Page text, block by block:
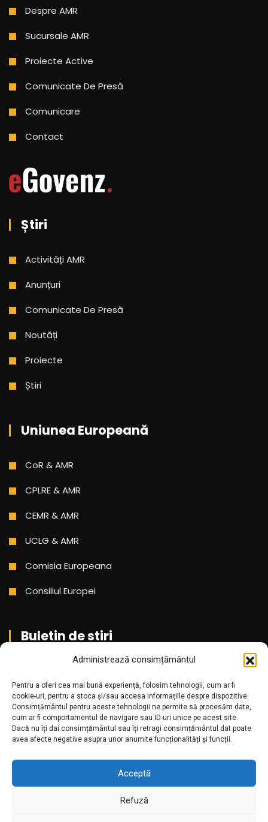
Administrează consimțământul
Pentru a oferi cea mai bună experiență, folosim tehnologii, cum ar fi
cookie-uri, pentru a stoca și/sau accesa informațiile despre dispozitive.
Consimțământul pentru aceste tehnologii ne permite să procesăm date,
cum ar fi comportamentul de navigare sau ID-uri unice pe acest site.
Dacă nu îți dai consimțământul sau îți retragi consimțământul dat poate
avea afecte negative asupra unor anumite funcționalități și funcții.
Acceptă
Refuză
Despre AMR
Sucursale AMR
Proiecte Active
Comunicate De Presă
Comunicare
Contact
Știri
Activități AMR
Anunțuri
Comunicate De Presă
Noutăți
Proiecte
Știri
Uniunea Europeană
CoR & AMR
CPLRE & AMR
CEMR & AMR
UCLG & AMR
Comisia Europeana
Consiliul Europei
Buletin de stiri
Aboneaza-te pentru a primi cele mai noi stiri din partea
noastra!